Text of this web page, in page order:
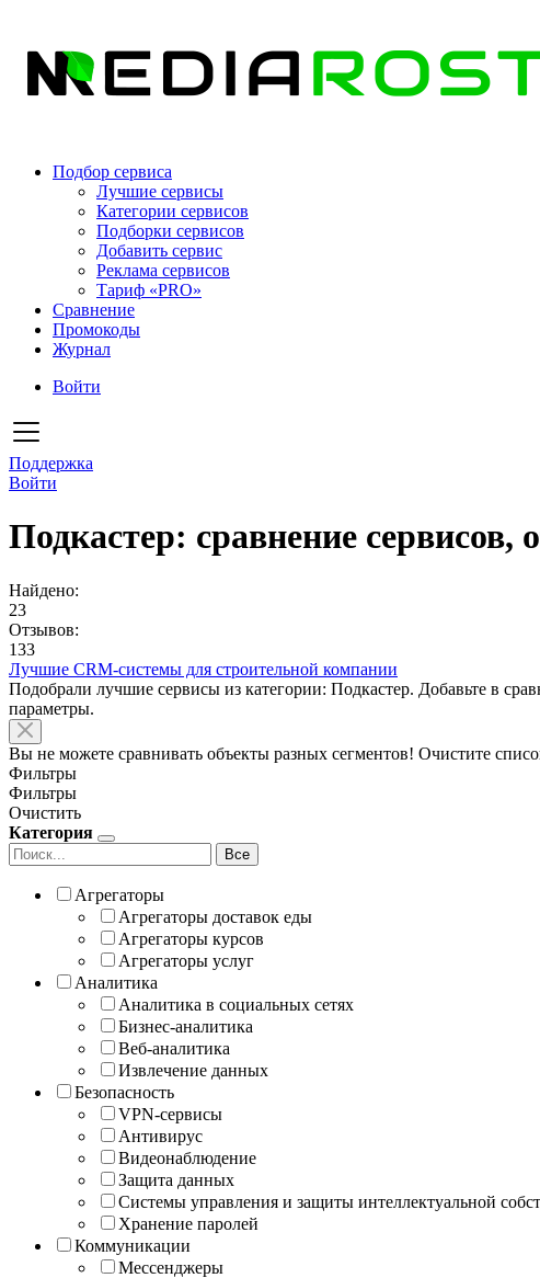
Подбор сервиса
Лучшие сервисы
Категории сервисов
Подборки сервисов
Добавить сервис
Реклама сервисов
Тариф «PRO»
Сравнение
Промокоды
Журнал
Войти
Поддержка
Войти
Подкастер: сравнение
Найдено:
23
Отзывов:
133
Лучшие CRM-системы для строительной компании
Подобрали лучшие сервисы из категории: Подкастер. Добавьте в
параметры.
Вы не можете сравнивать объекты разных сегментов! Очистите
Фильтры
Фильтры
Очистить
Категория
Все
Агрегаторы
Агрегаторы доставок еды
Агрегаторы курсов
Агрегаторы услуг
Аналитика
Аналитика в социальных сетях
Бизнес-аналитика
Веб-аналитика
Извлечение данных
Безопасность
VPN-сервисы
Антивирус
Видеонаблюдение
Защита данных
Системы управления и защиты интеллектуальной
Хранение паролей
Коммуникации
Мессенджеры